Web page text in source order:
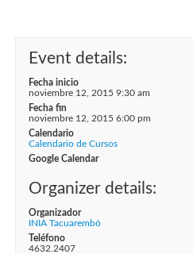
Event details:
Fecha inicio
noviembre 12, 2015 9:30 am
Fecha fin
noviembre 12, 2015 6:00 pm
Calendario
Calendario de Cursos
Google Calendar
Organizer details:
Organizador
INIA Tacuarembó
Teléfono
4632.2407